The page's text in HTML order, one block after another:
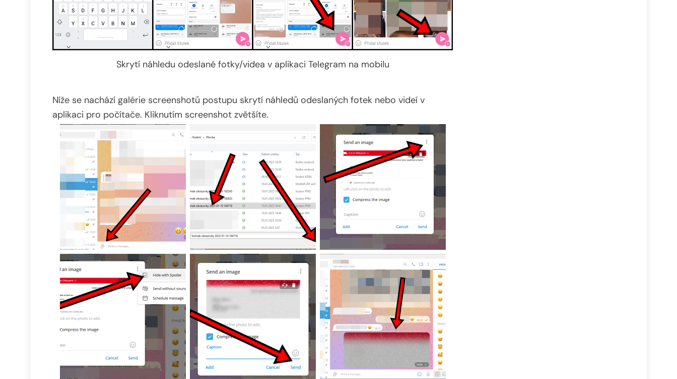
Skrytí náhledu odeslané fotky/videa v aplikaci Telegram na mobilu
Níže se nachází galérie screenshotů postupu skrytí náhledů odeslaných fotek nebo videí v
aplikaci pro počítače. Kliknutím screenshot zvětšíte.